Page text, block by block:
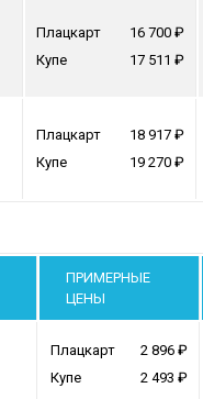
Плацкарт
16 700
Купе
17 511
Плацкарт
18 917
Купе
19 270
ПРИМЕРНЫЕ
ЦЕНЫ
Плацкарт
2 896
Купе
2 493